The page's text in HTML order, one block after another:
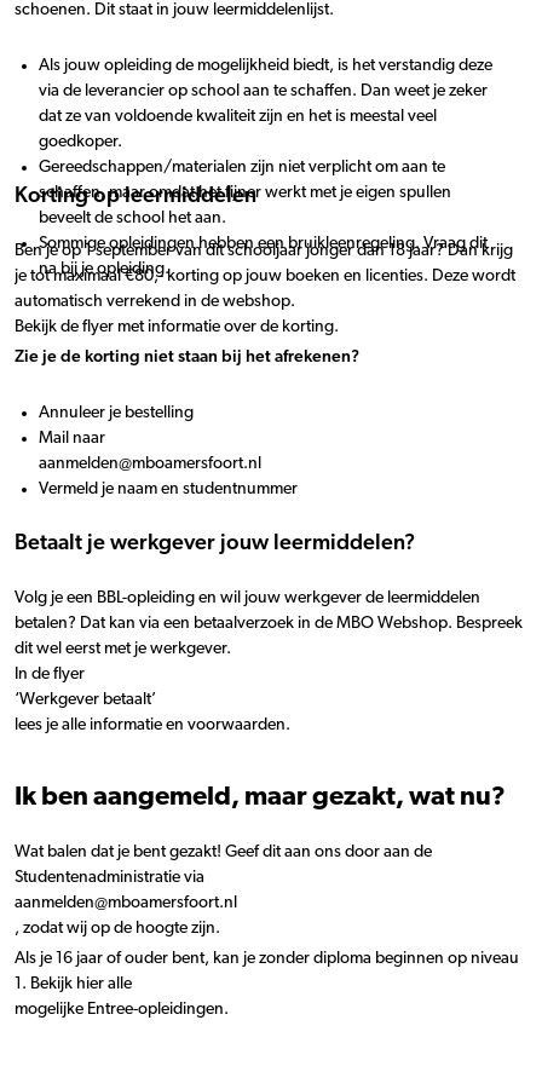
schoenen. Dit staat in jouw leermiddelenlijst.
Als jouw opleiding de mogelijkheid biedt, is het verstandig deze
via de leverancier op school aan te schaffen. Dan weet je zeker
dat ze van voldoende kwaliteit zijn en het is meestal veel
goedkoper.
Gereedschappen/materialen zijn niet verplicht om aan te
schaffen, maar omdat het fijner werkt met je eigen spullen
beveelt de school het aan.
Sommige opleidingen hebben een bruikleenregeling. Vraag dit
na bij je opleiding.
Korting op leermiddelen
Ben je op 1 september van dit schooljaar jonger dan 18 jaar? Dan krijg
je tot maximaal €80,- korting op jouw boeken en licenties. Deze wordt
automatisch verrekend in de webshop.
Bekijk de flyer met informatie over de korting.
Zie je de korting niet staan bij het afrekenen?
Annuleer je bestelling
Mail naar
aanmelden@mboamersfoort.nl
Vermeld je naam en studentnummer
Betaalt je werkgever jouw leermiddelen?
Volg je een BBL-opleiding en wil jouw werkgever de leermiddelen
betalen? Dat kan via een betaalverzoek in de MBO Webshop. Bespreek
dit wel eerst met je werkgever.
In de flyer
‘Werkgever betaalt’
lees je alle informatie en voorwaarden.
Ik ben aangemeld, maar gezakt, wat nu?
Wat balen dat je bent gezakt! Geef dit aan ons door aan de
Studentenadministratie via
aanmelden@mboamersfoort.nl
, zodat wij op de hoogte zijn.
Als je 16 jaar of ouder bent, kan je zonder diploma beginnen op niveau
1. Bekijk hier alle
mogelijke Entree-opleidingen.